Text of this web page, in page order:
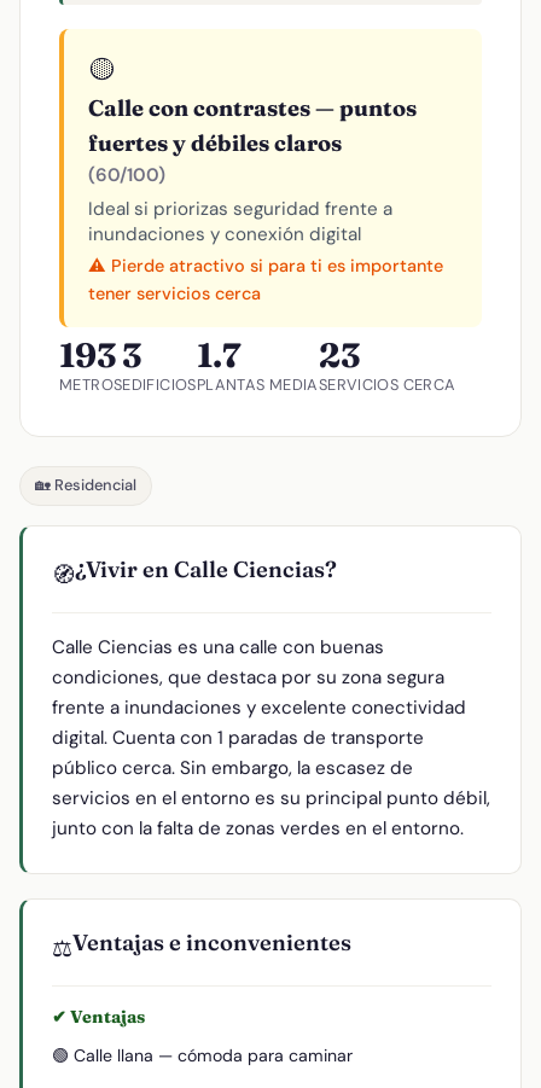
🟡
Calle con contrastes — puntos
fuertes y débiles claros
(60/100)
Ideal si priorizas seguridad frente a
inundaciones y conexión digital
⚠️ Pierde atractivo si para ti es importante
tener servicios cerca
193
METROS
3
EDIFICIOS
1.7
PLANTAS MEDIA
23
SERVICIOS CERCA
🏡 Residencial
🧭¿Vivir en Calle Ciencias?
Calle Ciencias es una calle con buenas
condiciones, que destaca por su zona segura
frente a inundaciones y excelente conectividad
digital. Cuenta con 1 paradas de transporte
público cerca. Sin embargo, la escasez de
servicios en el entorno es su principal punto débil,
junto con la falta de zonas verdes en el entorno.
⚖️Ventajas e inconvenientes
✔ Ventajas
🟢 Calle llana — cómoda para caminar